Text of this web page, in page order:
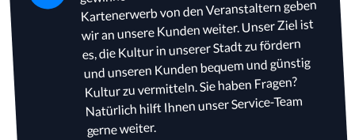
Kartenerwerb von den Veranstaltern geben
wir an unsere Kunden weiter. Unser Ziel ist
es, die Kultur in unserer Stadt zu fördern
und unseren Kunden bequem und günstig
Kultur zu vermitteln. Sie haben Fragen?
Natürlich hilft Ihnen unser Service-Team
gerne weiter.